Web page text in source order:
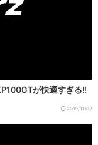
が快適すぎる!!
2019/11/02